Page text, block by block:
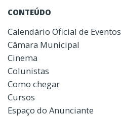
CONTEÚDO
Calendário Oficial de Eventos
Câmara Municipal
Cinema
Colunistas
Como chegar
Cursos
Espaço do Anunciante